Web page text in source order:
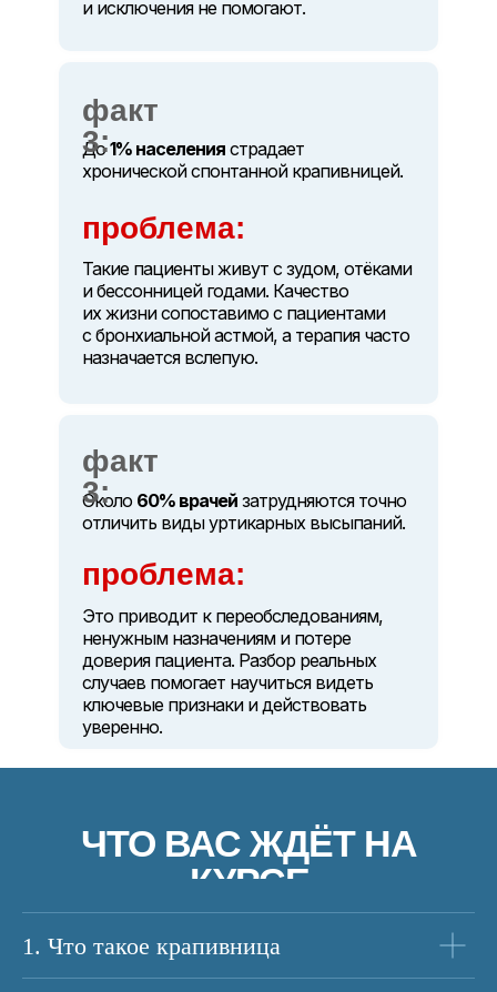
Около 60% врачей затрудняются точно
отличить виды уртикарных высыпаний.
До1% населения страдает
хронической спонтанной крапивницей.
Это приводит к переобследованиям,
ненужным назначениям и потере
доверия пациента. Разбор реальных
случаев помогает научиться видеть
ключевые признаки и действовать
уверенно.
Такие пациенты живут с зудом, отёками
и бессонницей годами. Качество
их жизни сопоставимо с пациентами
с бронхиальной астмой, а терапия часто
назначается вслепую.
и исключения не помогают.
факт
3:
факт
3:
проблема:
проблема:
ЧТО ВАС ЖДЁТ НА
КУРСЕ
1. Что такое крапивница